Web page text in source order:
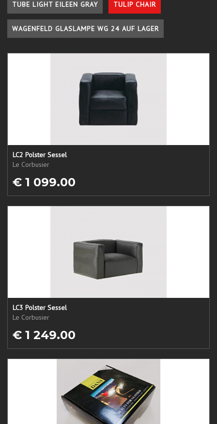
TUBE LIGHT EILEEN GRAY TULIP CHAIR
WAGENFELD GLASLAMPE WG 24 AUF LAGER
LC2 Polster Sessel
Le Corbusier
€ 1 099.00
LC3 Polster Sessel
Le Corbusier
€ 1 249.00